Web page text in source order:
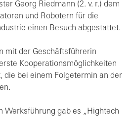
Georg Riedmann (2. v. r.) dem
und Robotern für die
einen Besuch abgestattet.
mit der Geschäftsführerin
Kooperationsmöglichkeiten
die bei einem Folgetermin an der
Werksführung gab es „Hightech